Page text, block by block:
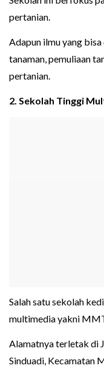
pertanian.
Adapun ilmu yang
tanaman, pemuliaan
pertanian.
2. Sekolah Tinggi
Salah satu sekolah
multimedia yakni
Alamatnya terletak di
Sinduadi, Kecamatan